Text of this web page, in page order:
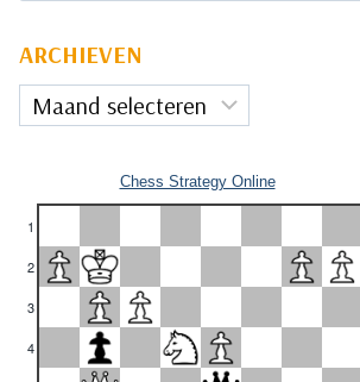
ARCHIEVEN
Archieven